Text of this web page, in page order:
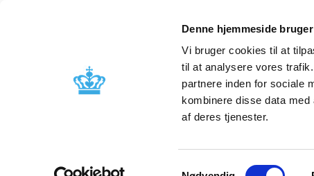
Denne hjemmeside
Vi bruger cookies til at
til at analysere vores
partnere inden for sociale
kombinere disse data
af deres tjenester.
Samtykkevalg
Godkendelse og
Bivirkninger